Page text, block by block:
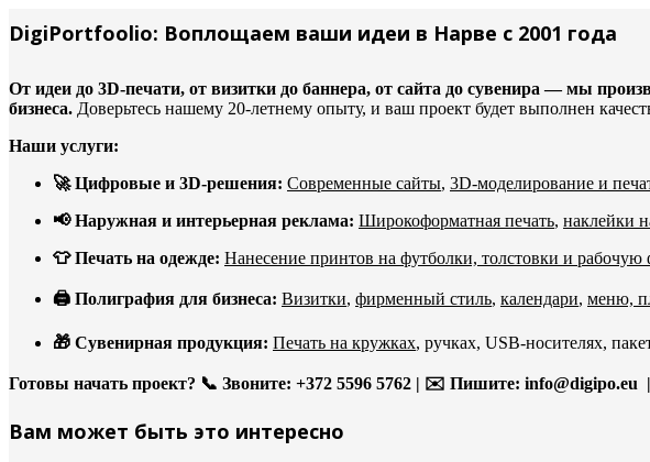
DigiPortfoolio: Воплощаем ваши идеи в Нарве с 2001 года
От идеи до 3D-печати, от визитки до баннера, от сайта до сувенира — мы
бизнеса. Доверьтесь нашему 20-летнему опыту, и ваш проект будет выполнен
Наши услуги:
🚀 Цифровые и 3D-решения: Современные сайты, 3D-моделирование и
📢 Наружная и интерьерная реклама: Широкоформатная печать, наклейки
👕 Печать на одежде: Нанесение принтов на футболки, толстовки и рабочую
🖨️ Полиграфия для бизнеса: Визитки, фирменный стиль, календари, меню,
🎁 Сувенирная продукция: Печать на кружках, ручках, USB-носителях,
Готовы начать проект? 📞 Звоните: +372 5596 5762 | ✉️ Пишите: info@digipo.eu |
Вам может быть это интересно